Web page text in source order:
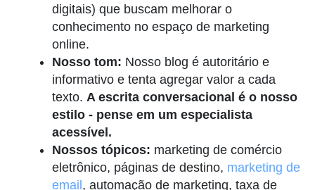
digitais) que buscam melhorar o
conhecimento no espaço de marketing
online.
Nosso tom: Nosso blog é autoritário e
informativo e tenta agregar valor a cada
texto. A escrita conversacional é o nosso
estilo - pense em um especialista
acessível.
Nossos tópicos: marketing de comércio
eletrônico, páginas de destino, marketing de
email , automação de marketing, taxa de